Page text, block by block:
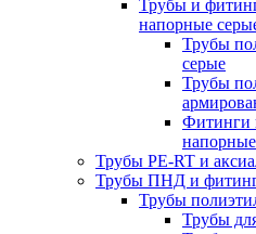
Трубы и
напорные
Трубы
серые
Трубы
Фитинги
Трубы PE-RT и
Трубы ПНД и
Трубы
Трубы